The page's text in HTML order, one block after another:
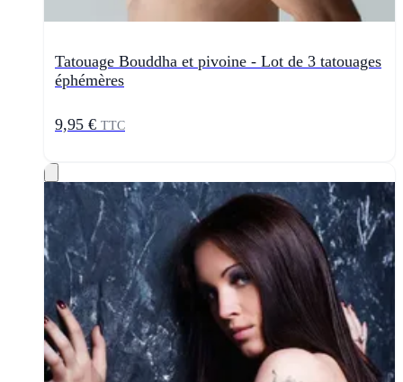
Tatouage Bouddha et pivoine - Lot de 3 tatouages
éphémères
9,95 € TTC